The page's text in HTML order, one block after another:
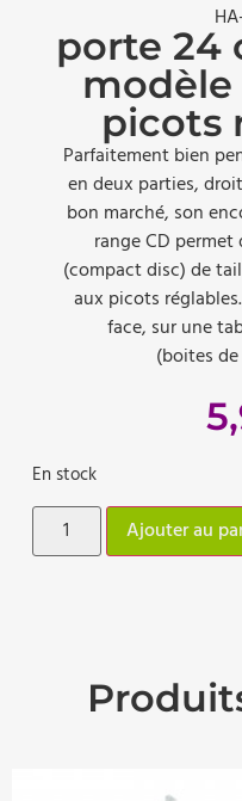
porte 24
modèle
picots
Parfaitement bien
en deux parties,
bon marché, son
range CD
(compact disc) de
aux picots
face, sur une
(boites
En stock
Ajouter au